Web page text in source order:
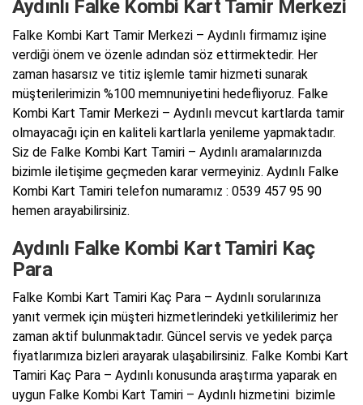
Aydınlı Falke Kombi Kart Tamir Merkezi
Falke Kombi Kart Tamir Merkezi – Aydınlı firmamız işine
verdiği önem ve özenle adından söz ettirmektedir. Her
zaman hasarsız ve titiz işlemle tamir hizmeti sunarak
müşterilerimizin %100 memnuniyetini hedefliyoruz. Falke
Kombi Kart Tamir Merkezi – Aydınlı mevcut kartlarda tamir
olmayacağı için en kaliteli kartlarla yenileme yapmaktadır.
Siz de Falke Kombi Kart Tamiri – Aydınlı aramalarınızda
bizimle iletişime geçmeden karar vermeyiniz. Aydınlı Falke
Kombi Kart Tamiri telefon numaramız : 0539 457 95 90
hemen arayabilirsiniz.
Aydınlı Falke Kombi Kart Tamiri Kaç
Para
Falke Kombi Kart Tamiri Kaç Para – Aydınlı sorularınıza
yanıt vermek için müşteri hizmetlerindeki yetkililerimiz her
zaman aktif bulunmaktadır. Güncel servis ve yedek parça
fiyatlarımıza bizleri arayarak ulaşabilirsiniz. Falke Kombi Kart
Tamiri Kaç Para – Aydınlı konusunda araştırma yaparak en
uygun Falke Kombi Kart Tamiri – Aydınlı hizmetini bizimle